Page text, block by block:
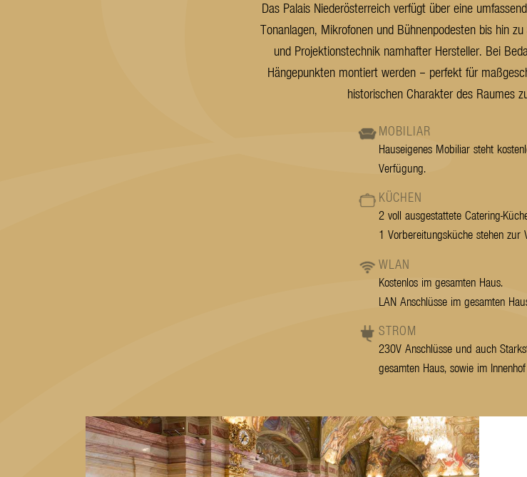
Das Palais Niederösterreich verfügt über eine
Tonanlagen, Mikrofonen und Bühnenpodesten bis hin
und Projektionstechnik namhafter Hersteller. Bei
Hängepunkten montiert werden – perfekt für
historischen Charakter des Raumes
MOBILIAR
Hauseigenes Mobiliar steht
Verfügung.
KÜCHEN
2 voll ausgestattete Catering-
1 Vorbereitungsküche stehen zur
WLAN
Kostenlos im gesamten Haus.
LAN Anschlüsse im gesamten
STROM
230V Anschlüsse und auch
gesamten Haus, sowie im